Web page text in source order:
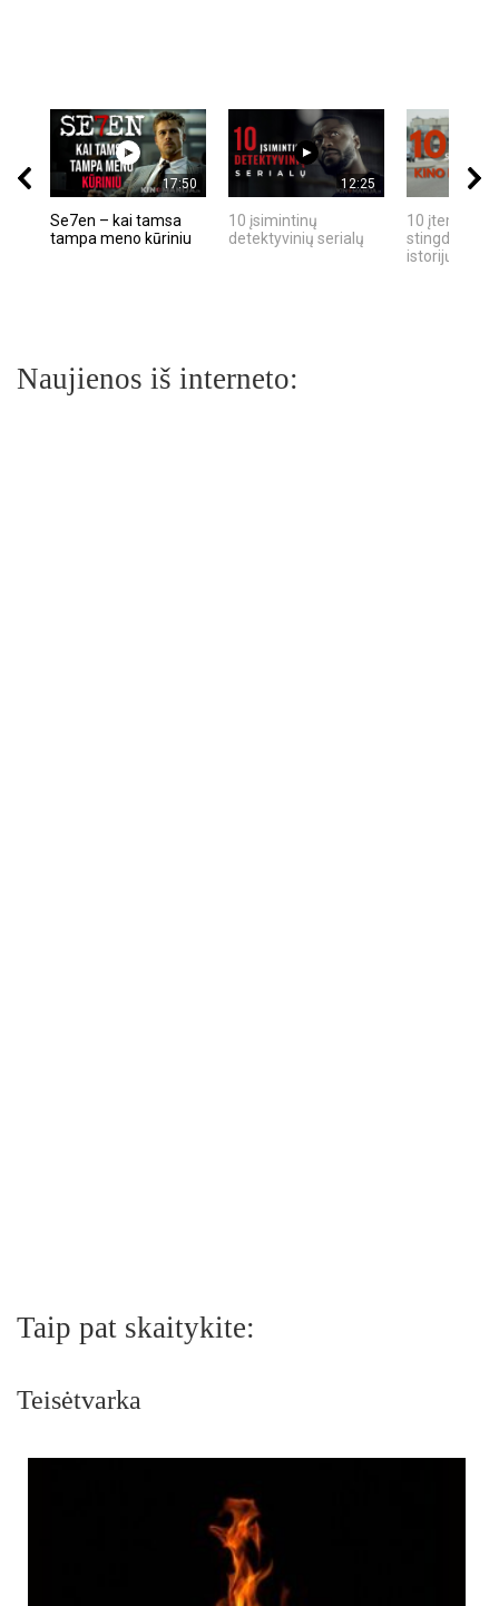
17:50
Se7en – kai tamsa
tampa meno kūriniu
12:25
10 įsimintinų
detektyvinių serialų
10 įtemptų,
stingdančių
istorijų
Naujienos iš interneto:
Taip pat skaitykite:
Teisėtvarka